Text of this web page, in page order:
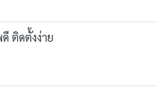
ติดตั้งง่าย